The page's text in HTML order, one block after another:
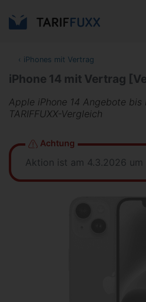
‹ iPhones mit Vertrag
iPhone 14 mit Vertrag
Apple iPhone 14 Angebote
TARIFFUXX-Vergleich
Achtung
Aktion ist am 4.3.2026 um